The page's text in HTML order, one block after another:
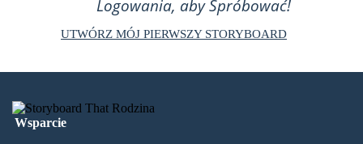
Logowania, aby Spróbować!
UTWÓRZ MÓJ PIERWSZY STORYBOARD
Wsparcie